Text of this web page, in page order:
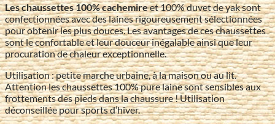
Les chaussettes 100% cachemireet 100% duvet de yak sont
confectionnées avec des laines rigoureusement sélectionnées
pour obtenir les plus douces. Les avantages de ces chaussettes
sont le confortable et leur douceur inégalable ainsi que leur
procuration de chaleur exceptionnelle.
Utilisation : petite marche urbaine, à la maison ou au lit.
Attention les chaussettes 100% pure laine sont sensibles aux
frottements des pieds dans la chaussure ! Utilisation
déconseillée pour sports d’hiver.